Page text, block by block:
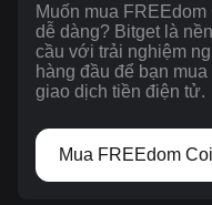
Muốn mua
dễ dàng? Bitget là
cầu với trải nghiệm
hàng đầu để bạn
giao dịch tiền điện tử.
Mua FREEdom